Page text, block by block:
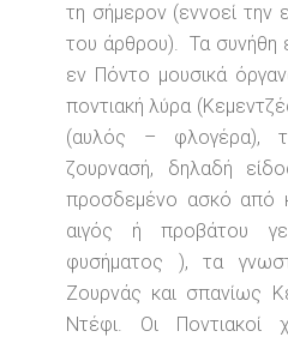
τη σήμερον (εννοεί την
του άρθρου). Τα συνήθη
εν Πόντο μουσικά
ποντιακή λύρα
(αυλός – φλογέρα),
ζουρνασή, δηλαδή
προσδεμένο ασκό από
αιγός ή προβάτου
φυσήματος ), τα
Ζουρνάς και σπανίως
Ντέφι. Οι Ποντιακοί